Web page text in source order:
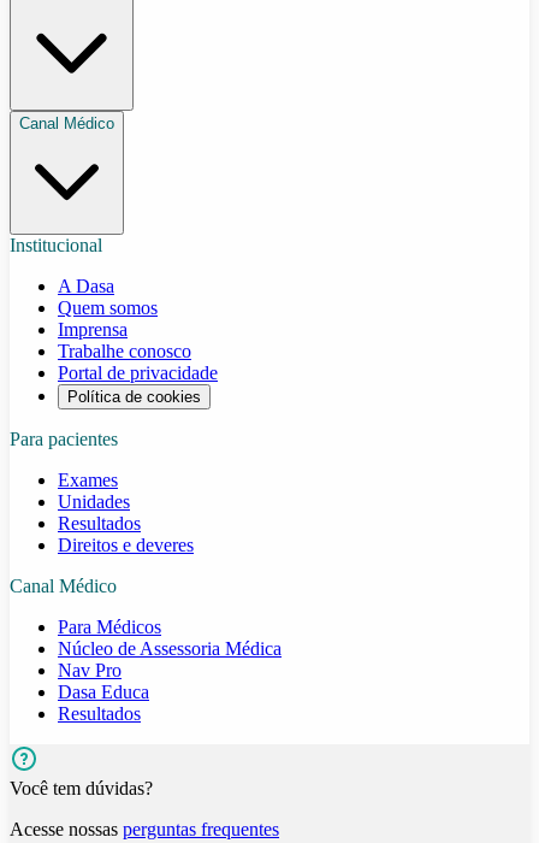
Canal Médico
Institucional
A Dasa
Quem somos
Imprensa
Trabalhe conosco
Portal de privacidade
Política de cookies
Para pacientes
Exames
Unidades
Resultados
Direitos e deveres
Canal Médico
Para Médicos
Núcleo de Assessoria Médica
Nav Pro
Dasa Educa
Resultados
Você tem dúvidas?
Acesse nossas perguntas frequentes